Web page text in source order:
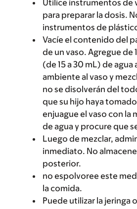
Utilice instrumentos de
para preparar la dosis.
instrumentos de
Vacíe el contenido del
de un vaso. Agregue de
(de 15 a 30 mL) de
ambiente al vaso y
no se disolverán del
que su hijo haya
enjuague el vaso con la
de agua y procure que
Luego de mezclar,
inmediato. No
posterior.
no espolvoree este
la comida.
Puede utilizar la jeringa